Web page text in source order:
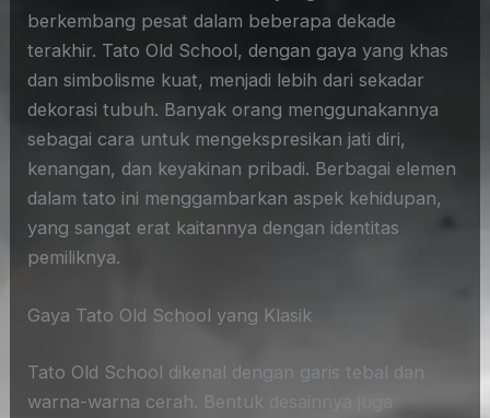
berkembang pesat dalam beberapa dekade
terakhir. Tato Old School, dengan gaya yang khas
dan simbolisme kuat, menjadi lebih dari sekadar
dekorasi tubuh. Banyak orang menggunakannya
sebagai cara untuk mengekspresikan jati diri,
kenangan, dan keyakinan pribadi. Berbagai elemen
dalam tato ini menggambarkan aspek kehidupan,
yang sangat erat kaitannya dengan identitas
pemiliknya.
Gaya Tato Old School yang Klasik
Tato Old School dikenal dengan garis tebal dan
warna-warna cerah. Bentuk desainnya juga